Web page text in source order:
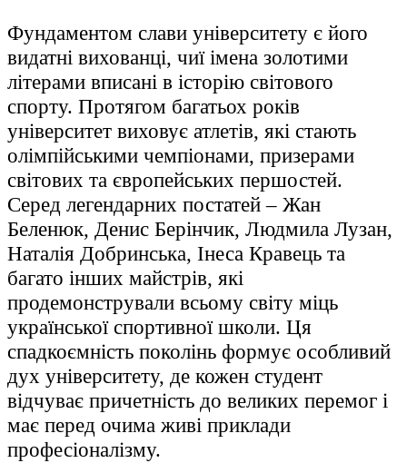
Фундаментом слави університету є його
видатні вихованці, чиї імена золотими
літерами вписані в історію світового
спорту. Протягом багатьох років
університет виховує атлетів, які стають
олімпійськими чемпіонами, призерами
світових та європейських першостей.
Серед легендарних постатей – Жан
Беленюк, Денис Берінчик, Людмила Лузан,
Наталія Добринська, Інеса Кравець та
багато інших майстрів, які
продемонстрували всьому світу міць
української спортивної школи. Ця
спадкоємність поколінь формує особливий
дух університету, де кожен студент
відчуває причетність до великих перемог і
має перед очима живі приклади
професіоналізму.